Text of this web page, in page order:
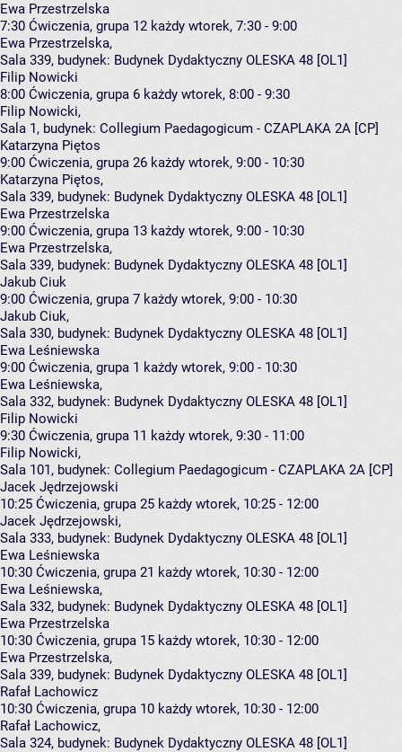
Ewa Przestrzelska
7:30 Ćwiczenia, grupa 12 każdy wtorek, 7:30 - 9:00
Ewa Przestrzelska,
Sala 339, budynek: Budynek Dydaktyczny OLESKA 48 [OL1]
Filip Nowicki
8:00 Ćwiczenia, grupa 6 każdy wtorek, 8:00 - 9:30
Filip Nowicki,
Sala 1, budynek: Collegium Paedagogicum - CZAPLAKA 2A [CP]
Katarzyna Piętos
9:00 Ćwiczenia, grupa 26 każdy wtorek, 9:00 - 10:30
Katarzyna Piętos,
Sala 339, budynek: Budynek Dydaktyczny OLESKA 48 [OL1]
Ewa Przestrzelska
9:00 Ćwiczenia, grupa 13 każdy wtorek, 9:00 - 10:30
Ewa Przestrzelska,
Sala 339, budynek: Budynek Dydaktyczny OLESKA 48 [OL1]
Jakub Ciuk
9:00 Ćwiczenia, grupa 7 każdy wtorek, 9:00 - 10:30
Jakub Ciuk,
Sala 330, budynek: Budynek Dydaktyczny OLESKA 48 [OL1]
Ewa Leśniewska
9:00 Ćwiczenia, grupa 1 każdy wtorek, 9:00 - 10:30
Ewa Leśniewska,
Sala 332, budynek: Budynek Dydaktyczny OLESKA 48 [OL1]
Filip Nowicki
9:30 Ćwiczenia, grupa 11 każdy wtorek, 9:30 - 11:00
Filip Nowicki,
Sala 101, budynek: Collegium Paedagogicum - CZAPLAKA 2A [CP]
Jacek Jędrzejowski
10:25 Ćwiczenia, grupa 25 każdy wtorek, 10:25 - 12:00
Jacek Jędrzejowski,
Sala 333, budynek: Budynek Dydaktyczny OLESKA 48 [OL1]
Ewa Leśniewska
10:30 Ćwiczenia, grupa 21 każdy wtorek, 10:30 - 12:00
Ewa Leśniewska,
Sala 332, budynek: Budynek Dydaktyczny OLESKA 48 [OL1]
Ewa Przestrzelska
10:30 Ćwiczenia, grupa 15 każdy wtorek, 10:30 - 12:00
Ewa Przestrzelska,
Sala 339, budynek: Budynek Dydaktyczny OLESKA 48 [OL1]
Rafał Lachowicz
10:30 Ćwiczenia, grupa 10 każdy wtorek, 10:30 - 12:00
Rafał Lachowicz,
Sala 324, budynek: Budynek Dydaktyczny OLESKA 48 [OL1]